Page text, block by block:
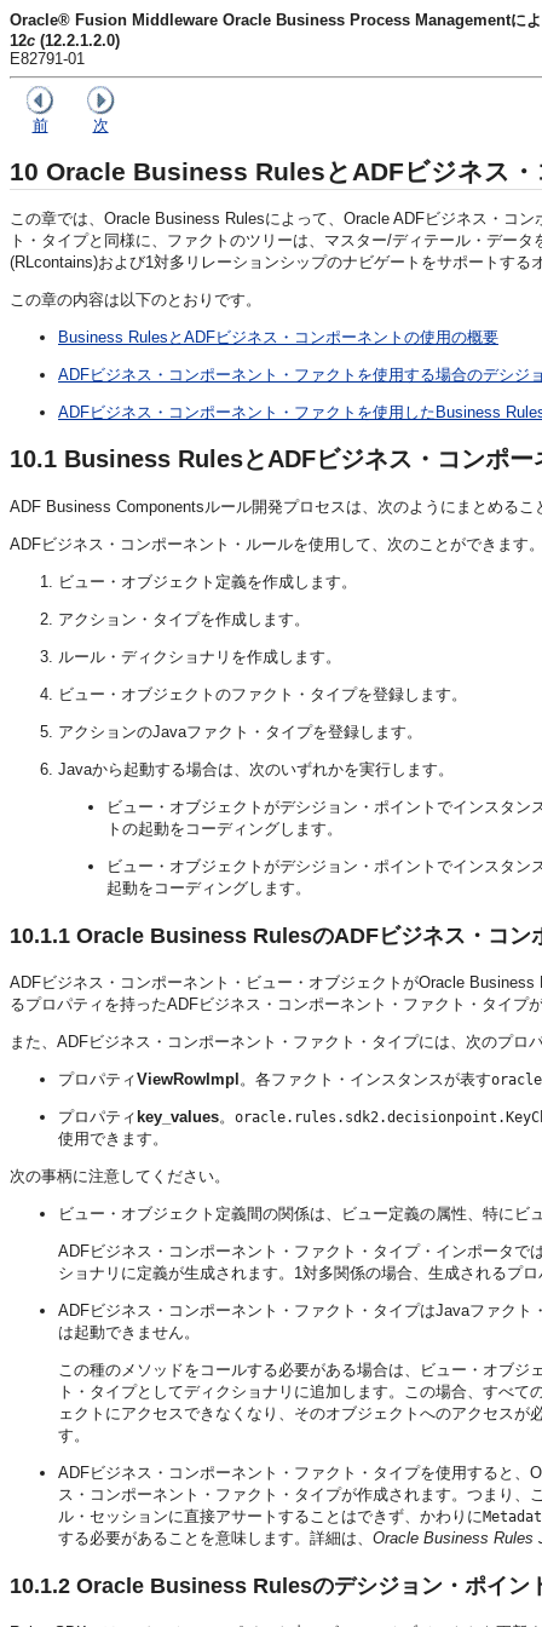
Oracle® Fusion Middleware Oracle Business Process Managementによ
12c (12.2.1.2.0)
E82791-01
前 次
10 Oracle Business RulesとADFビジネス
この章では、Oracle Business Rulesによって、Oracle ADFビジネス・コ
ト・タイプと同様に、ファクトのツリーは、マスター/ディテール・デー
(RLcontains)および1対多リレーションシップのナビゲートをサポートす
この章の内容は以下のとおりです。
Business RulesとADFビジネス・コンポーネントの使用の概要
ADFビジネス・コンポーネント・ファクトを使用する場合のデシジ
ADFビジネス・コンポーネント・ファクトを使用したBusiness
10.1 Business RulesとADFビジネス・コンポー
ADF Business Componentsルール開発プロセスは、次のようにまとめるこ
ADFビジネス・コンポーネント・ルールを使用して、次のことができます
ビュー・オブジェクト定義を作成します。
アクション・タイプを作成します。
ルール・ディクショナリを作成します。
ビュー・オブジェクトのファクト・タイプを登録します。
アクションのJavaファクト・タイプを登録します。
Javaから起動する場合は、次のいずれかを実行します。
ビュー・オブジェクトがデシジョン・ポイントでインスタ
トの起動をコーディングします。
ビュー・オブジェクトがデシジョン・ポイントでインスタ
起動をコーディングします。
10.1.1 Oracle Business RulesのADFビジネス・コン
ADFビジネス・コンポーネント・ビュー・オブジェクトがOracle
るプロパティを持ったADFビジネス・コンポーネント・ファクト・タイプ
また、ADFビジネス・コンポーネント・ファクト・タイプには、次のプロ
プロパティViewRowImpl 。各ファクト・インスタンスが表す
プロパティ key_values。
使用できます。
次の事柄に注意してください。
ビュー・オブジェクト定義間の関係は、ビュー定義の属性、特に
ADFビジネス・コンポーネント・ファクト・タイプ・インポータ
ショナリに定義が生成されます。1対多関係の場合、生成されるプ
ADFビジネス・コンポーネント・ファクト・タイプはJavaファク
は起動できません。
この種のメソッドをコールする必要がある場合は、ビュー・オブ
ト・タイプとしてディクショナリに追加します。この場合、すべ
ェクトにアクセスできなくなり、そのオブジェクトへのアクセス
す。
ADFビジネス・コンポーネント・ファクト・タイプを使用すると
ス・コンポーネント・ファクト・タイプが作成されます。つまり
ル・セッションに直接アサートすることはできず、かわりに
する必要があることを意味します。詳細は、 Oracle Business Rules
10.1.2 Oracle Business Rulesのデシジョン・ポイン